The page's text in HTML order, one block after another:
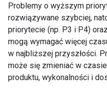
Problemy o wyższym
rozwiązywane szybciej,
priorytecie (np. P3 i P4)
mogą wymagać więcej
w najbliższej przyszłości.
może się zmieniać w
produktu, wykonalności i